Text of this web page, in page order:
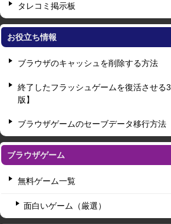
タレコミ掲示板
お役立ち情報
ブラウザのキャッシュを削除する方法
終了したフラッシュゲームを復活させる
版】
ブラウザゲームのセーブデータ移行方法
ブラウザゲーム
無料ゲーム一覧
面白いゲーム（厳選）